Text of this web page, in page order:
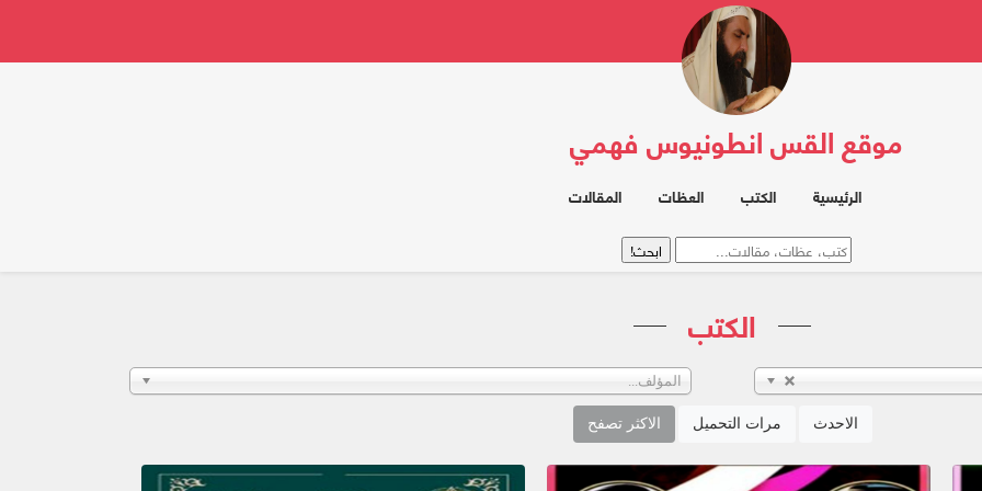
موقع القس انطونيوس فهمي
الرئيسية الكتب العظات المقالات
الكتب
المؤلف...
الاحدث مرات التحميل الاكثر تصفح